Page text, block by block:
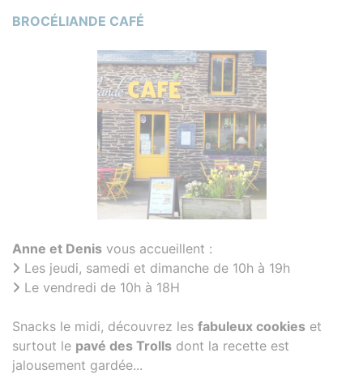
BROCÉLIANDE CAFÉ
Anne et Denis vous accueillent :
Les jeudi, samedi et dimanche de 10h à 19h
Le vendredi de 10h à 18H
Snacks le midi, découvrez les fabuleux cookies et
surtout le pavé des Trolls dont la recette est
jalousement gardée...